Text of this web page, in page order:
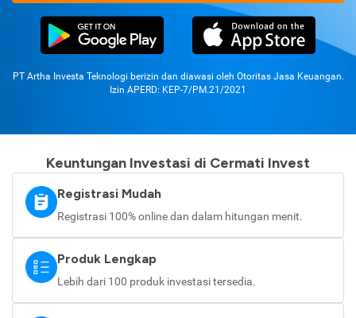
PT Artha Investa Teknologi berizin dan diawasi oleh Otoritas Jasa Keuangan.
Izin APERD: KEP-7/PM.21/2021
Keuntungan Investasi di Cermati Invest
Registrasi Mudah
Registrasi 100% online dan dalam hitungan menit.
Produk Lengkap
Lebih dari 100 produk investasi tersedia.